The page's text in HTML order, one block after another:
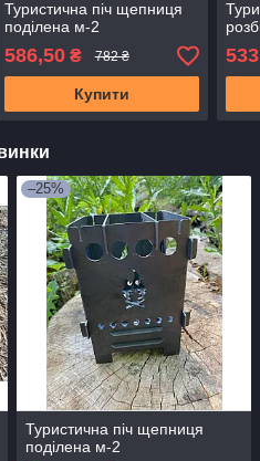
Туристична піч щепниця
поділена м-2
586,50₴ 782 ₴
Купити
–25%
Туристична піч щепниця
поділена м-2